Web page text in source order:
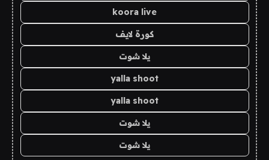
koora live
كورة لايف
يلا شوت
yalla shoot
yalla shoot
يلا شوت
يلا شوت